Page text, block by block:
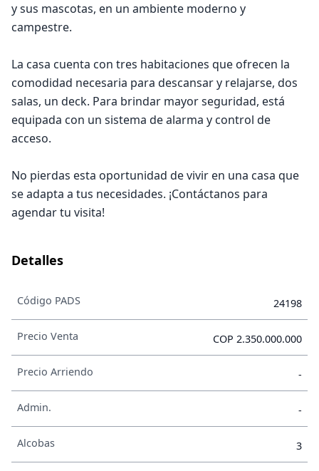
y sus mascotas, en un ambiente moderno y
campestre.
La casa cuenta con tres habitaciones que ofrecen la
comodidad necesaria para descansar y relajarse, dos
salas, un deck. Para brindar mayor seguridad, está
equipada con un sistema de alarma y control de
acceso.
No pierdas esta oportunidad de vivir en una casa que
se adapta a tus necesidades. ¡Contáctanos para
agendar tu visita!
Detalles
Código PADS 24198
Precio Venta COP 2.350.000.000
Precio Arriendo -
Admin. -
Alcobas 3